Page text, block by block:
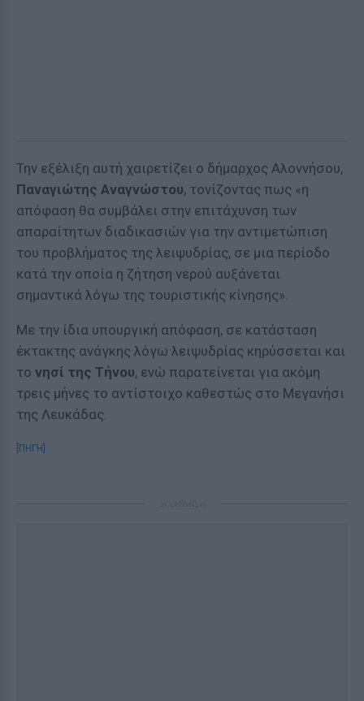
Την εξέλιξη αυτή χαιρετίζει ο δήμαρχος Αλοννήσου,
Παναγιώτης Αναγνώστου, τονίζοντας πως «η
απόφαση θα συμβάλει στην επιτάχυνση των
απαραίτητων διαδικασιών για την αντιμετώπιση
του προβλήματος της λειψυδρίας, σε μια περίοδο
κατά την οποία η ζήτηση νερού αυξάνεται
σημαντικά λόγω της τουριστικής κίνησης».
Με την ίδια υπουργική απόφαση, σε κατάσταση
έκτακτης ανάγκης λόγω λειψυδρίας κηρύσσεται και
το νησί της Τήνου, ενώ παρατείνεται για ακόμη
τρεις μήνες το αντίστοιχο καθεστώς στο Μεγανήσι
της Λευκάδας.
[ΠΗΓΗ]